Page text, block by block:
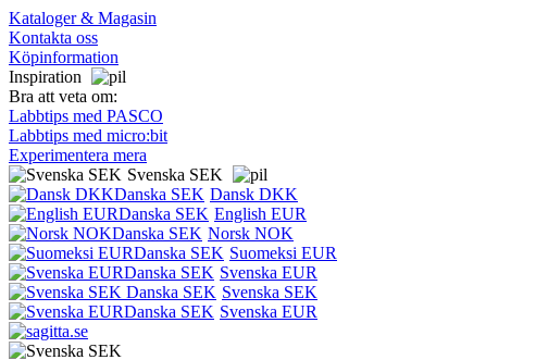
Kataloger & Magasin
Kontakta oss
Köpinformation
Inspiration
Bra att veta om:
Labbtips med PASCO
Labbtips med micro:bit
Experimentera mera
Svenska SEK
Dansk DKK
English EUR
Norsk NOK
Suomeksi EUR
Svenska EUR
Svenska SEK
Svenska EUR